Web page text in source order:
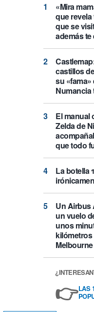
«Mira
que
que se
además
castillos
su «fama»
Numancia
El manual
Zelda de
que todo
La botella
Un Airbus
un vuelo
unos
👉LAS